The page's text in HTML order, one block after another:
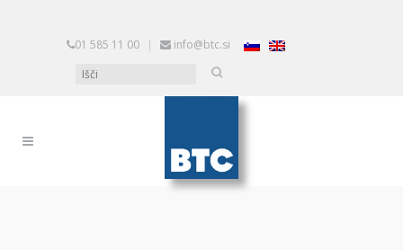
01 585 11 00 | info@btc.si